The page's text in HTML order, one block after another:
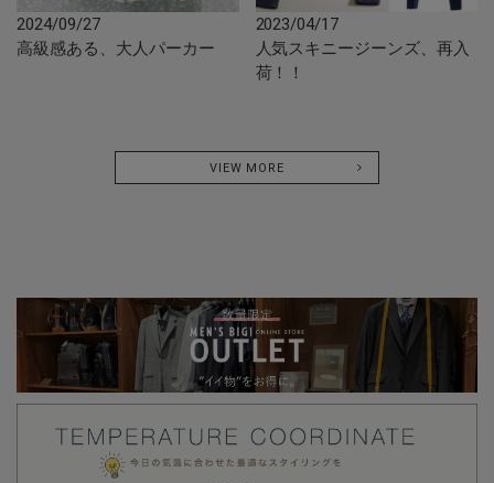
2024/09/27
高級感ある、大人パーカー
2023/04/17
人気スキニージーンズ、再入
荷！！
VIEW MORE